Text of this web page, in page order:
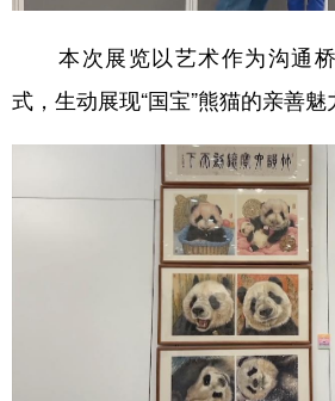
本次展览以艺术作为沟通桥
式，生动展现“国宝”熊猫的亲善魅